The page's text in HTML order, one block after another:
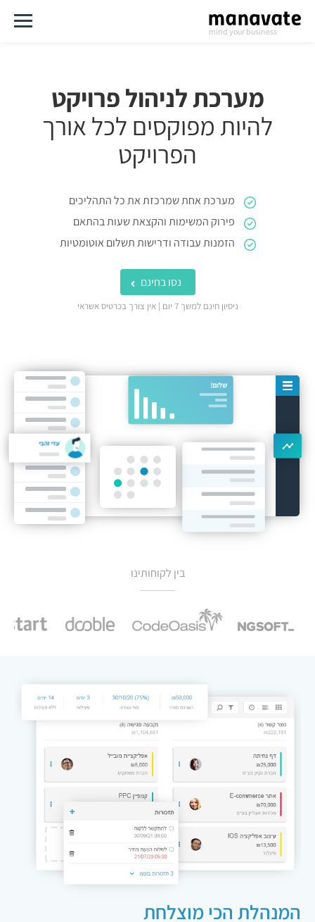
mind your business
מערכת לניהול פרויקט
להיות מפוקסים לכל אורך
הפרויקט
מערכת אחת שמרכזת את כל התהליכים
פירוק המשימות והקצאת שעות בהתאם
הזמנות עבודה ודרישות תשלום אוטומטיות
נסו בחינם
ניסיון חינם למשך 7 יום | אין צורך בכרטיס אשראי
עדי זהבי
בין לקוחותינו